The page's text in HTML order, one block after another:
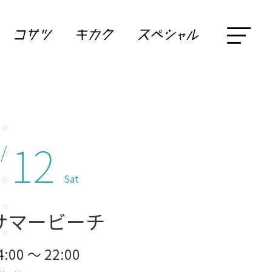
12 Sat
マービーチ
～ 22:00